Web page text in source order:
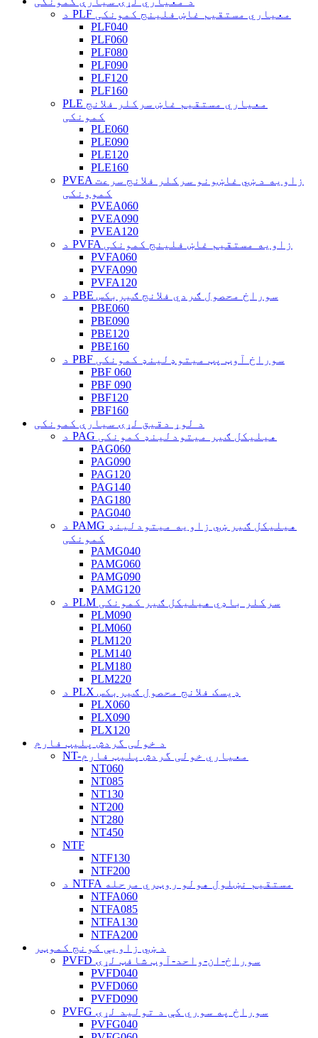
د PLF معیاري مستقیم غاښ فلینج کمونکی
PLF040
PLF060
PLF080
PLF090
PLF120
PLF160
PLE معیاري مستقیم غاښ سرکلر فلانج
کمونکی
PLE060
PLE090
PLE120
PLE160
PVEA زاویه د ښي غاښونو سرکلر فلانج سرعت
کموونکی
PVEA060
PVEA090
PVEA120
د PVFA زاویه مستقیم غاښ فلینج کمونکی
PVFA060
PVFA090
PVFA120
د PBE سوراخ محصول ګردي فلانج ګیربکس
PBE060
PBE090
PBE120
PBE160
د PBF سوراخ آوټ پټ میتوډلینډ کمونکی
PBF 060
PBF 090
PBF120
PBF160
د لوړ دقیق لړۍ سیارې کمونکی
د PAG هیلیکل ګیر میتودلینډ کمونکی
PAG060
PAG090
PAG120
PAG140
PAG180
PAG040
د PAMG هیلیکل ګیر ښي زاویه میتودلینډ
کمونکی
PAMG040
PAMG060
PAMG090
PAMG120
د PLM سرکلر باډي هیلیکل ګیر کمونکی
PLM090
PLM060
PLM120
PLM140
PLM180
PLM220
د PLX ډیسک فلانج محصول ګیربکس
PLX060
PLX090
PLX120
د خولی گردش پلیټ فارم
NT-معیاري خولی گردش پلیټ فارم
NT060
NT085
NT130
NT200
NT280
NT450
NTF
NTF130
NTF200
د NTFA مستقیم نښلول هولو روټري مرحله
NTFA060
NTFA085
NTFA130
NTFA200
د ښي زاویې کونج کموټر
PVFD سوراخ-ان-واحد-آوټ شافټ لړۍ
PVFD040
PVFD060
PVFD090
PVFG سوراخ په سوري کې د تولید لړۍ
PVFG040